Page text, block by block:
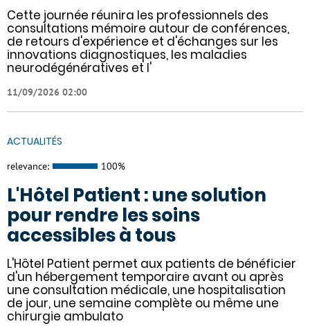
Cette journée réunira les professionnels des
consultations mémoire autour de conférences,
de retours d'expérience et d'échanges sur les
innovations diagnostiques, les maladies
neurodégénératives et l'
11/09/2026 02:00
ACTUALITÉS
relevance: 100%
L'Hôtel Patient : une solution
pour rendre les soins
accessibles à tous
L'Hôtel Patient permet aux patients de bénéficier
d'un hébergement temporaire avant ou après
une consultation médicale, une hospitalisation
de jour, une semaine complète ou même une
chirurgie ambulato